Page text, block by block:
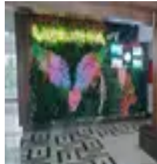
ÖNE ÇIKAN
Bahadır 148
2+1 Sıfır Daire
Pendik, Çamçeşme
2+1
·94 m² ·2. Kat ·
40.000 ₺
Lacivert GayrimenkulEmre Bahadir
Ara